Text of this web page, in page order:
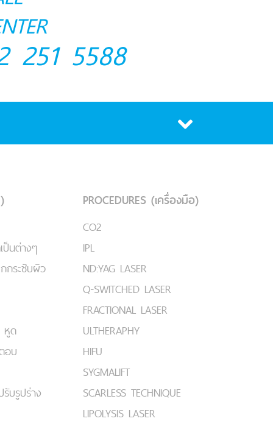
251 5588
นต่างๆ
ระชับผิว
หูด
อบ
บรูปร่าง
PROCEDURES (เครื่องมือ)
CO2
IPL
ND:YAG LASER
Q-SWITCHED LASER
FRACTIONAL LASER
ULTHERAPHY
HIFU
SYGMALIFT
SCARLESS TECHNIQUE
LIPOLYSIS LASER